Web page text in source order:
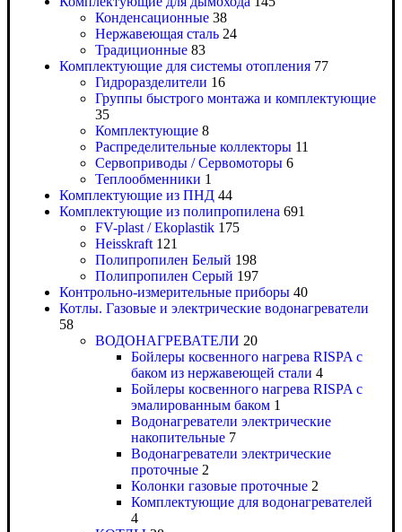
Конденсационные 38
Нержавеющая сталь 24
Традиционные 83
Комплектующие для системы отопления 77
Гидроразделители 16
Группы быстрого монтажа и комплектующие
35
Комплектующие 8
Распределительные коллекторы 11
Сервоприводы / Сервомоторы 6
Теплообменники 1
Комплектующие из ПНД 44
Комплектующие из полипропилена 691
FV-plast / Ekoplastik 175
Heisskraft 121
Полипропилен Белый 198
Полипропилен Серый 197
Контрольно-измерительные приборы 40
Котлы. Газовые и электрические водонагреватели
58
ВОДОНАГРЕВАТЕЛИ 20
Бойлеры косвенного нагрева RISPA с
баком из нержавеющей стали 4
Бойлеры косвенного нагрева RISPA с
эмалированным баком 1
Водонагреватели электрические
накопительные 7
Водонагреватели электрические
проточные 2
Колонки газовые проточные 2
Комплектующие для водонагревателей
4